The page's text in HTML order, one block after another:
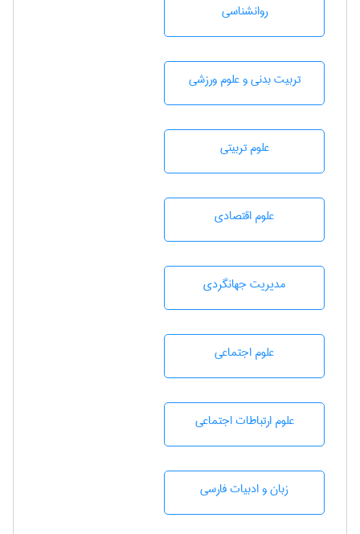
روانشناسی
تربيت بدنی و علوم ورزشی
علوم تربيتی
علوم اقتصادی
مديريت جهانگردی
علوم اجتماعی
علوم ارتباطات اجتماعی
زبان و ادبيات فارسی